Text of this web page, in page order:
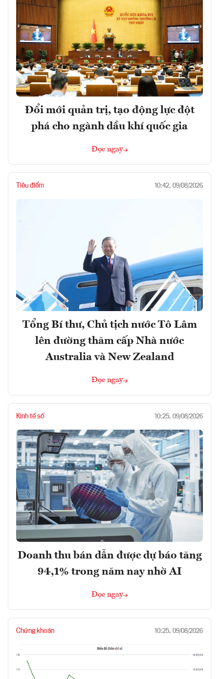
Đổi mới quản trị, tạo động lực đột
phá cho ngành dầu khí quốc gia
Đọc ngay
Tiêu điểm 10:42, 09/08/2026
Tổng Bí thư, Chủ tịch nước Tô Lâm
lên đường thăm cấp Nhà nước
Australia và New Zealand
Đọc ngay
Kinh tế số 10:25, 09/08/2026
Doanh thu bán dẫn được dự báo tăng
94,1% trong năm nay nhờ AI
Đọc ngay
Chứng khoán 10:25, 09/08/2026